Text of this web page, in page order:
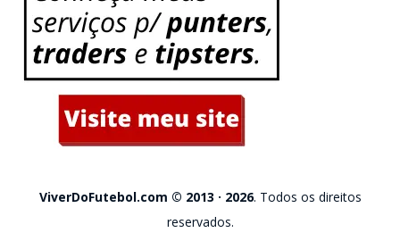
ViverDoFutebol.com © 2013 · 2026. Todos os direitos
reservados.